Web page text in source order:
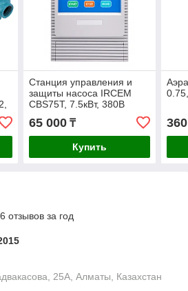
Станция управления и
защиты насоса IRCEM
CBS75T, 7.5кВт, 380В
65 000₸
Купить
отзывов за год
25А, Алматы, Казахстан